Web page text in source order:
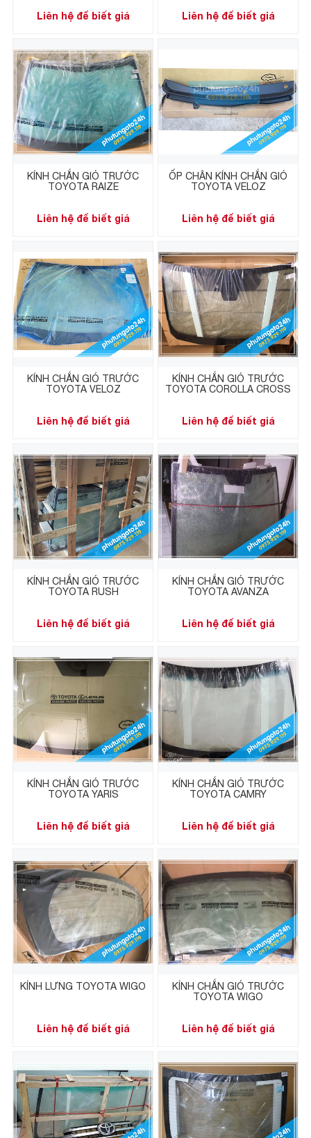
Liên hệ để biết giá Liên hệ để biết giá
KÍNH CHẮN GIÓ TRƯỚC
TOYOTA RAIZE
Liên hệ để biết giá
ỐP CHÂN KÍNH CHẮN GIÓ
TOYOTA VELOZ
Liên hệ để biết giá
KÍNH CHẮN GIÓ TRƯỚC
TOYOTA VELOZ
Liên hệ để biết giá
KÍNH CHẮN GIÓ TRƯỚC
TOYOTA COROLLA CROSS
Liên hệ để biết giá
KÍNH CHẮN GIÓ TRƯỚC
TOYOTA RUSH
Liên hệ để biết giá
KÍNH CHẮN GIÓ TRƯỚC
TOYOTA AVANZA
Liên hệ để biết giá
KÍNH CHẮN GIÓ TRƯỚC
TOYOTA YARIS
Liên hệ để biết giá
KÍNH CHẮN GIÓ TRƯỚC
TOYOTA CAMRY
Liên hệ để biết giá
KÍNH LƯNG TOYOTA WIGO
Liên hệ để biết giá
KÍNH CHẮN GIÓ TRƯỚC
TOYOTA WIGO
Liên hệ để biết giá